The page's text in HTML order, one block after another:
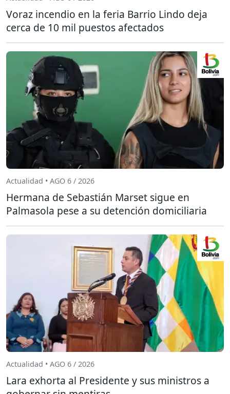
Voraz incendio en la feria Barrio Lindo deja
cerca de 10 mil puestos afectados
Actualidad • AGO 6 / 2026
Hermana de Sebastián Marset sigue en
Palmasola pese a su detención domiciliaria
Actualidad • AGO 6 / 2026
Lara exhorta al Presidente y sus ministros a